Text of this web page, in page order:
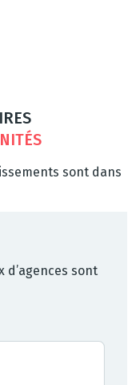
sont dans
d’agences sont